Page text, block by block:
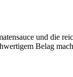
und die
Belag